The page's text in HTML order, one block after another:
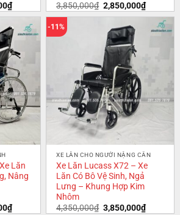
₫
3,850,000₫ 2,850,000₫
Lăn
Nâng
₫
-11%
XE LĂN CHO NGƯỜI NẶNG CÂN
Xe Lăn Lucass X72 – Xe
Lăn Có Bô Vệ Sinh, Ngả
Lưng – Khung Hợp Kim
Nhôm
4,350,000₫ 3,850,000₫